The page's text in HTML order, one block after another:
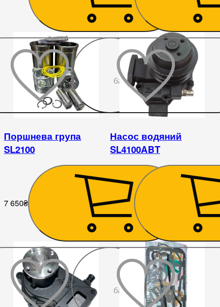
До
бажаного
Поршнева група
SL2100
7 650₴
Насос водяний
SL4100ABT
2 925₴
бажаного